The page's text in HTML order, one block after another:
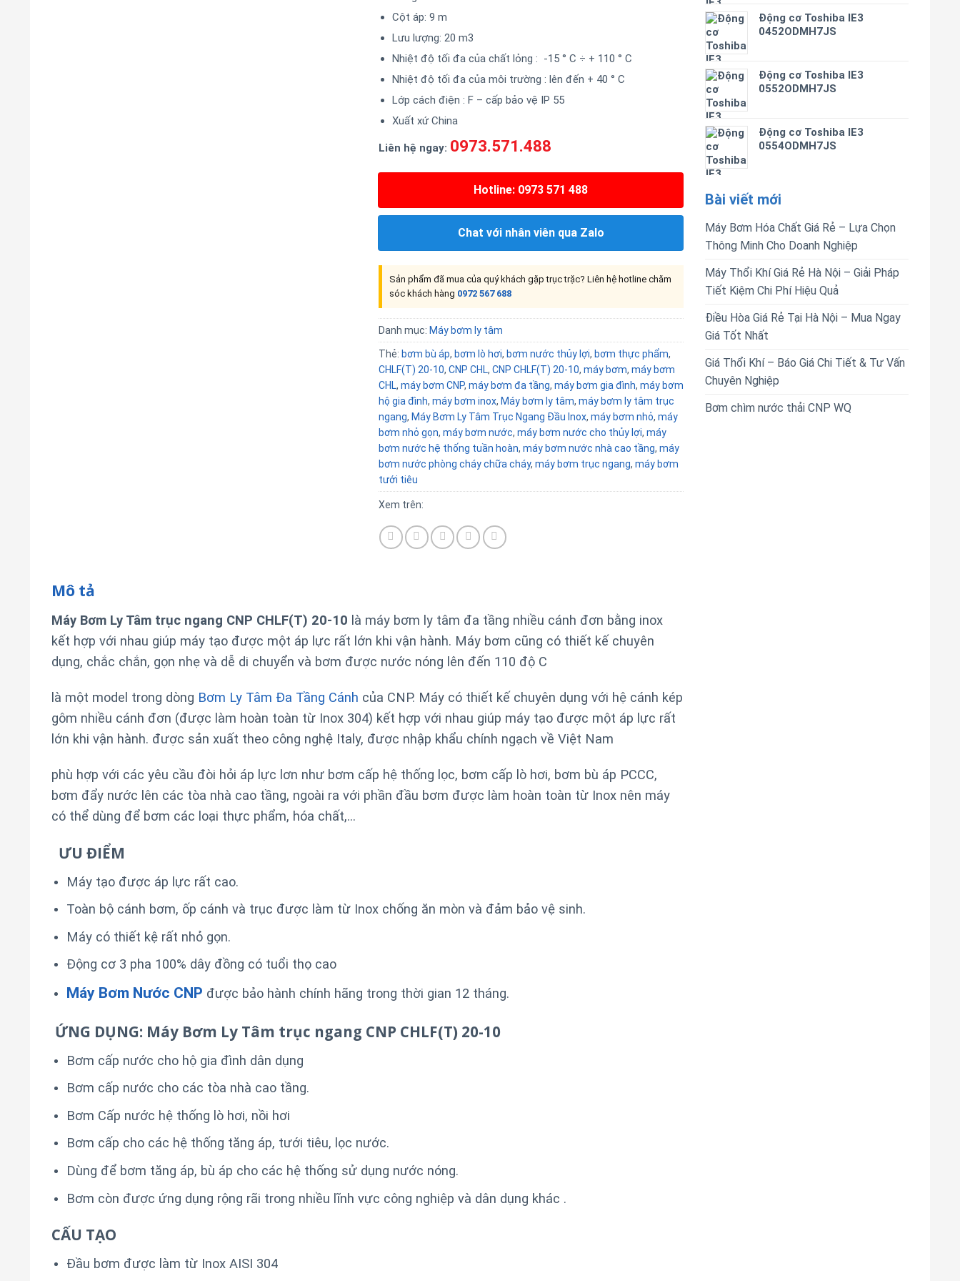
Động cơ Toshiba IE3
0452ODMH7JS
Động cơ Toshiba IE3
0552ODMH7JS
Động cơ Toshiba IE3
0554ODMH7JS
Bài viết mới
Máy Bơm Hóa Chất Giá Rẻ – Lựa Chọn
Thông Minh Cho Doanh Nghiệp
Máy Thổi Khí Giá Rẻ Hà Nội – Giải Pháp
Tiết Kiệm Chi Phí Hiệu Quả
Điều Hòa Giá Rẻ Tại Hà Nội – Mua Ngay
Giá Tốt Nhất
Giá Thổi Khí – Báo Giá Chi Tiết & Tư Vấn
Chuyên Nghiệp
Bơm chìm nước thải CNP WQ
Cột áp: 9 m
Lưu lượng: 20 m3
Nhiệt độ tối đa của chất lỏng : -15 ° C ÷ + 110 ° C
Nhiệt độ tối đa của môi trường : lên đến + 40 ° C
Lớp cách điện : F – cấp bảo vệ IP 55
Xuất xứ China
Liên hệ ngay: 0973.571.488
Hotline: 0973 571 488
Chat với nhân viên qua Zalo
Sản phẩm đã mua của quý khách gặp trục trặc? Liên hệ hotline chăm
sóc khách hàng 0972 567 688
Danh mục: Máy bơm ly tâm
Thẻ: bơm bù áp, bơm lò hơi, bơm nước thủy lợi, bơm thực phẩm,
CHLF(T) 20-10, CNP CHL, CNP CHLF(T) 20-10, máy bơm, máy bơm
CHL, máy bơm CNP, máy bơm đa tầng, máy bơm gia đình, máy bơm
hộ gia đình, máy bơm inox, Máy bơm ly tâm, máy bơm ly tâm trục
ngang, Máy Bơm Ly Tâm Trục Ngang Đầu Inox, máy bơm nhỏ, máy
bơm nhỏ gọn, máy bơm nước, máy bơm nước cho thủy lợi, máy
bơm nước hệ thống tuần hoàn, máy bơm nước nhà cao tầng, máy
bơm nước phòng cháy chữa cháy, máy bơm trục ngang, máy bơm
tưới tiêu
Xem trên:
Mô tả
Máy Bơm Ly Tâm trục ngang CNP CHLF(T) 20-10 là máy bơm ly tâm đa tầng nhiều cánh đơn bằng inox
kết hợp với nhau giúp máy tạo được một áp lực rất lớn khi vận hành. Máy bơm cũng có thiết kế chuyên
dụng, chắc chắn, gọn nhẹ và dễ di chuyển và bơm được nước nóng lên đến 110 độ C
là một model trong dòng Bơm Ly Tâm Đa Tầng Cánh của CNP. Máy có thiết kế chuyên dụng với hệ cánh kép
gôm nhiều cánh đơn (được làm hoàn toàn từ Inox 304) kết hợp với nhau giúp máy tạo được một áp lực rất
lớn khi vận hành. được sản xuất theo công nghệ Italy, được nhập khẩu chính ngạch về Việt Nam
phù hợp với các yêu cầu đòi hỏi áp lực lơn như bơm cấp hệ thống lọc, bơm cấp lò hơi, bơm bù áp PCCC,
bơm đẩy nước lên các tòa nhà cao tầng, ngoài ra với phần đầu bơm được làm hoàn toàn từ Inox nên máy
có thể dùng để bơm các loại thực phẩm, hóa chất,…
ƯU ĐIỂM
Máy tạo được áp lực rất cao.
Toàn bộ cánh bơm, ốp cánh và trục được làm từ Inox chống ăn mòn và đảm bảo vệ sinh.
Máy có thiết kệ rất nhỏ gọn.
Động cơ 3 pha 100% dây đồng có tuổi thọ cao
Máy Bơm Nước CNP được bảo hành chính hãng trong thời gian 12 tháng.
ỨNG DỤNG: Máy Bơm Ly Tâm trục ngang CNP CHLF(T) 20-10
Bơm cấp nước cho hộ gia đình dân dụng
Bơm cấp nước cho các tòa nhà cao tầng.
Bơm Cấp nước hệ thống lò hơi, nồi hơi
Bơm cấp cho các hệ thống tăng áp, tưới tiêu, lọc nước.
Dùng để bơm tăng áp, bù áp cho các hệ thống sử dụng nước nóng.
Bơm còn được ứng dụng rộng rãi trong nhiều lĩnh vực công nghiệp và dân dụng khác .
CẤU TẠO
Đầu bơm được làm từ Inox AISI 304